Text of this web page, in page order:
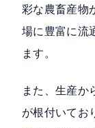
彩な農畜産物
場に豊富に流
ます。
また、生産か
が根付いてお